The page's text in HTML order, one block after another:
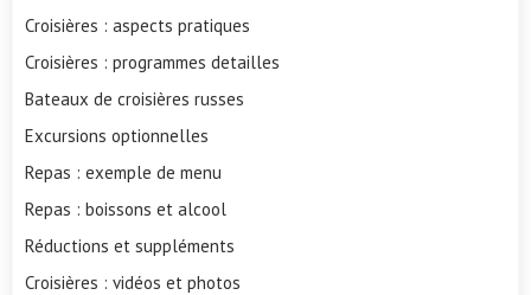
Croisières : aspects pratiques
Croisières : programmes detailles
Bateaux de croisières russes
Excursions optionnelles
Repas : exemple de menu
Repas : boissons et alcool
Réductions et suppléments
Croisières : vidéos et photos